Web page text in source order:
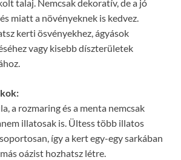
talaj. Nemcsak dekoratív, de a jó
miatt a növényeknek is kedvez.
kerti ösvényekhez, ágyások
vagy kisebb díszterületek
a rozmaring és a menta nemcsak
illatosak is. Ültess több illatos
így a kert egy-egy sarkában
oázist hozhatsz létre.